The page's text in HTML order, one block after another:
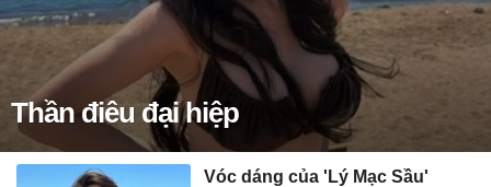
Thần điêu đại hiệp
Vóc dáng của 'Lý Mạc Sầu'